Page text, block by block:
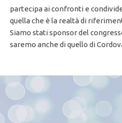
partecipa ai confronti e
quella che è la realtà di
Siamo stati sponsor del
saremo anche di quello di